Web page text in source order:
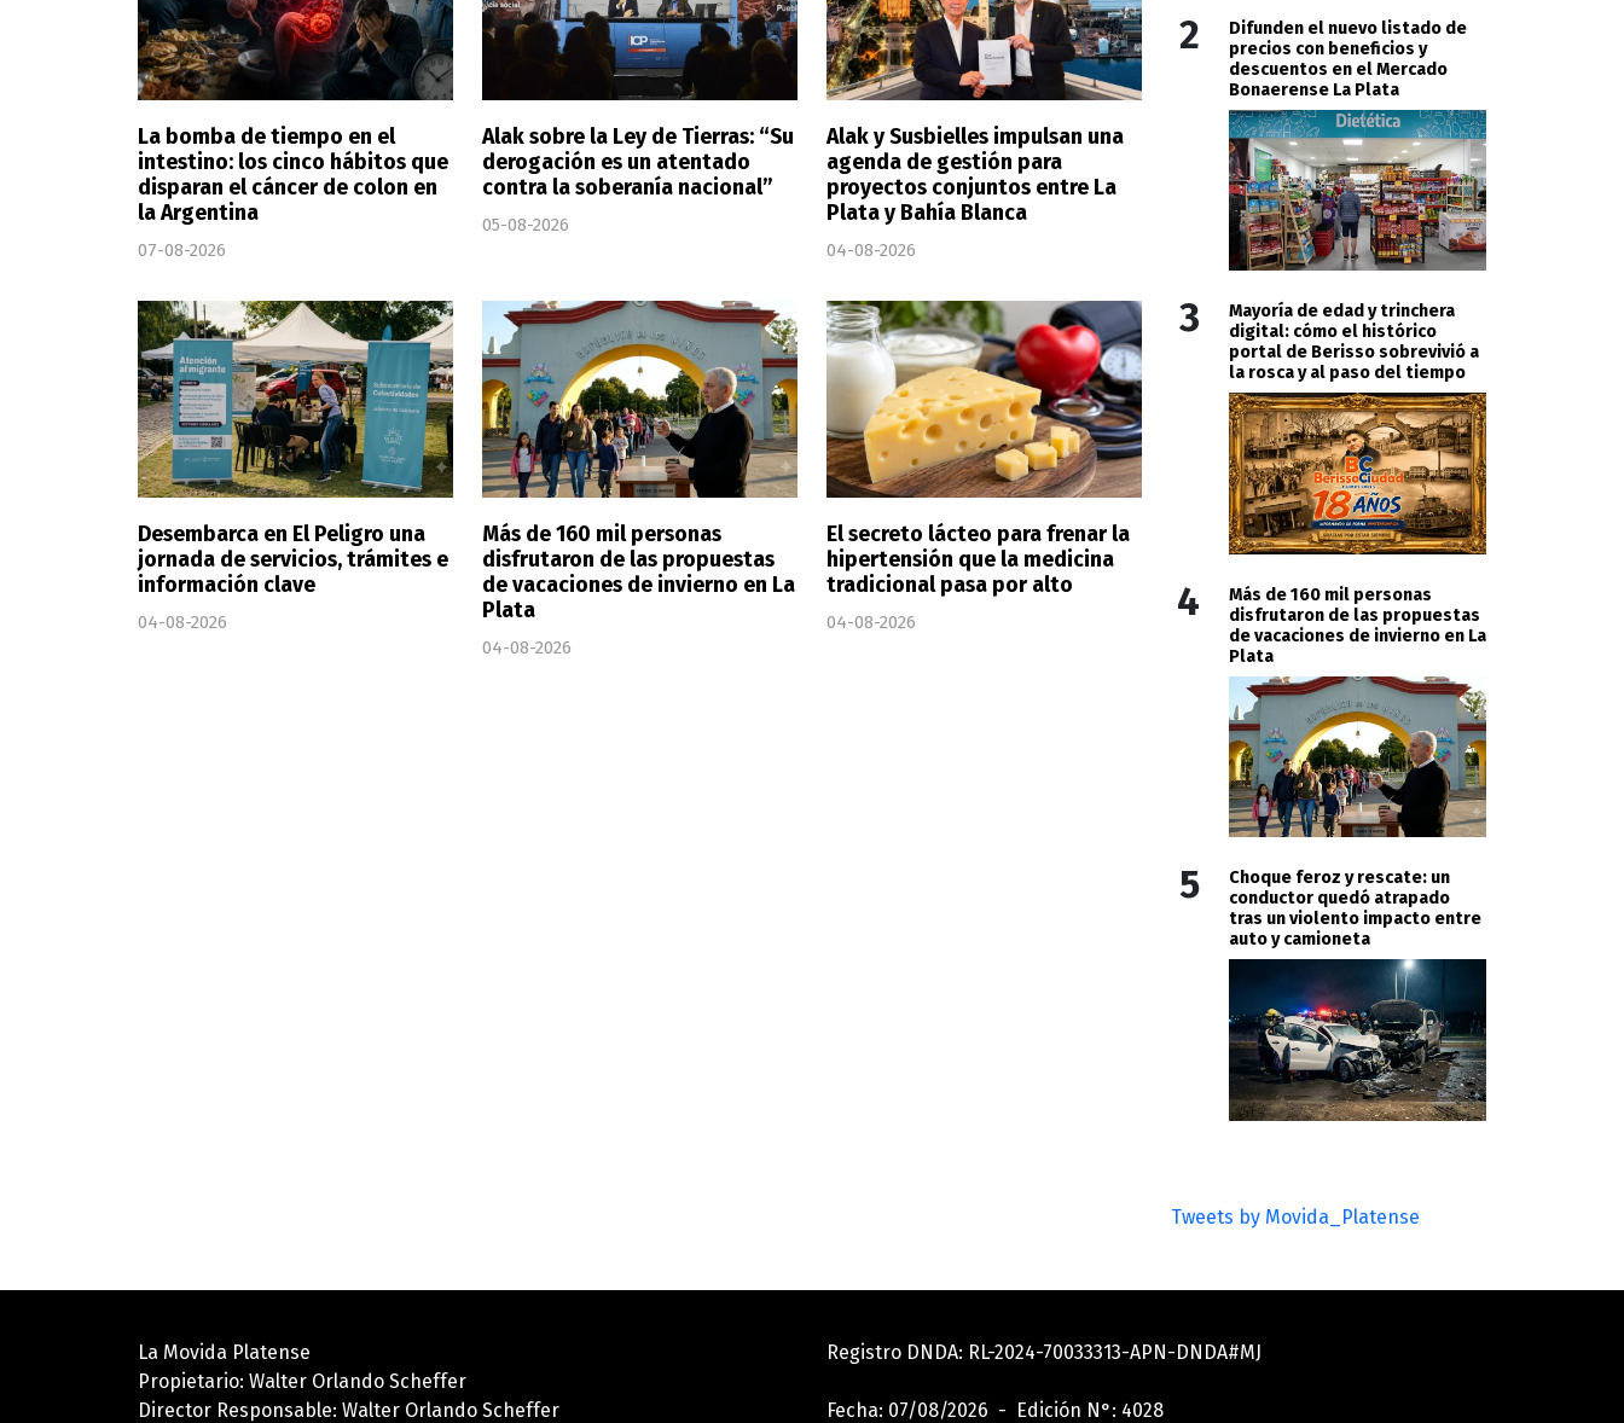
La bomba de tiempo en el
intestino: los cinco hábitos que
disparan el cáncer de colon en
la Argentina
07-08-2026
Alak sobre la Ley de Tierras: “Su
derogación es un atentado
contra la soberanía nacional”
05-08-2026
Alak y Susbielles impulsan una
agenda de gestión para
proyectos conjuntos entre La
Plata y Bahía Blanca
04-08-2026
Desembarca en El Peligro una
jornada de servicios, trámites e
información clave
04-08-2026
Más de 160 mil personas
disfrutaron de las propuestas
de vacaciones de invierno en La
Plata
04-08-2026
El secreto lácteo para frenar la
hipertensión que la medicina
tradicional pasa por alto
04-08-2026
2
Difunden el nuevo listado de
precios con beneficios y
descuentos en el Mercado
Bonaerense La Plata
3
Mayoría de edad y trinchera
digital: cómo el histórico
portal de Berisso sobrevivió a
la rosca y al paso del tiempo
4
Más de 160 mil personas
disfrutaron de las propuestas
de vacaciones de invierno en La
Plata
5
Choque feroz y rescate: un
conductor quedó atrapado
tras un violento impacto entre
auto y camioneta
Tweets by Movida_Platense
La Movida Platense
Propietario: Walter Orlando Scheffer
Director Responsable: Walter Orlando Scheffer
Registro DNDA: RL-2024-70033313-APN-DNDA#MJ
Fecha: 07/08/2026 - Edición N°: 4028